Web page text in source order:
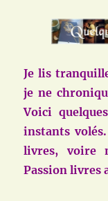
Je lis
je ne
Voici
instants
livres, voire
Passion livres